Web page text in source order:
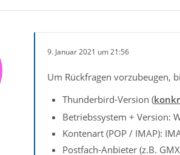
9. Januar 2021 um 21:56
Um Rückfragen vorzubeugen,
Thunderbird-Version (
Betriebssystem + Version:
Kontenart (POP / IMAP):
Postfach-Anbieter (z.B.